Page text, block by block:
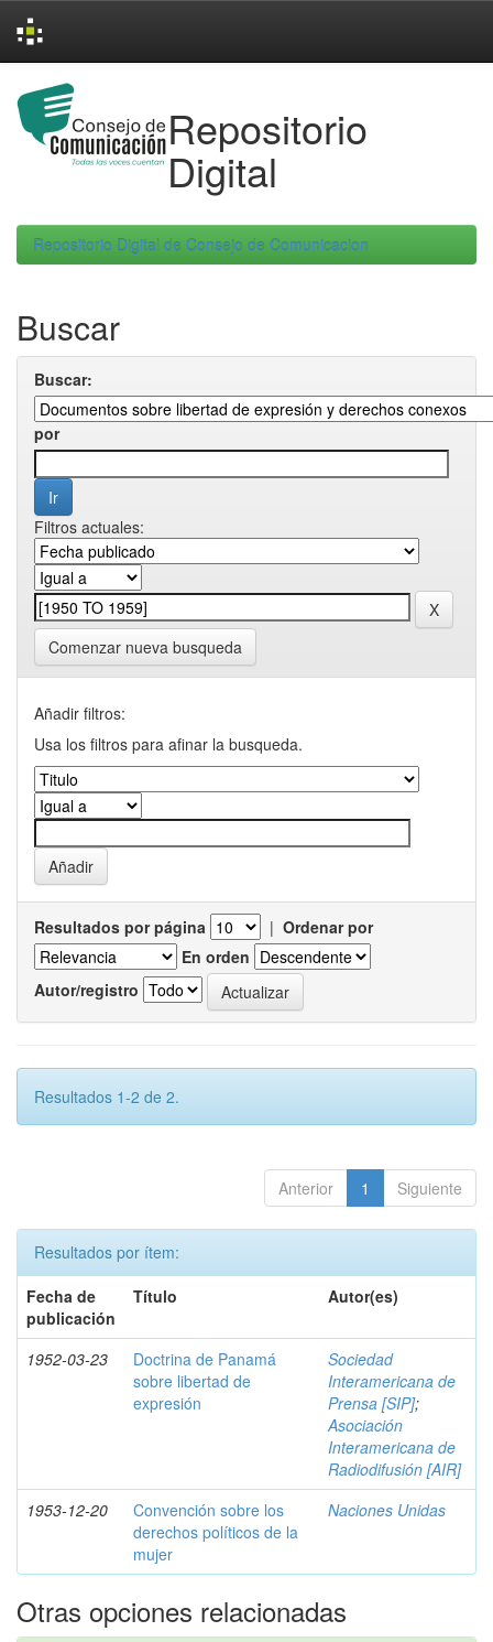
navigation
Repositorio
Digital
Repositorio Digital de Consejo de Comunicacion
Buscar
Buscar:
por
Filtros actuales:
Comenzar nueva busqueda
Añadir filtros:
Usa los filtros para afinar la busqueda.
Resultados por página | Ordenar por
En orden
Autor/registro
Resultados 1-2 de 2.
Anterior 1 Siguiente
Resultados por ítem:
Fecha de
publicación
Título Autor(es)
1952-03-23
Doctrina de Panamá
sobre libertad de
expresión
Sociedad
Interamericana de
Prensa [SIP];
Asociación
Interamericana de
Radiodifusión [AIR]
1953-12-20
Convención sobre los
derechos políticos de la
mujer
Naciones Unidas
Otras opciones relacionadas